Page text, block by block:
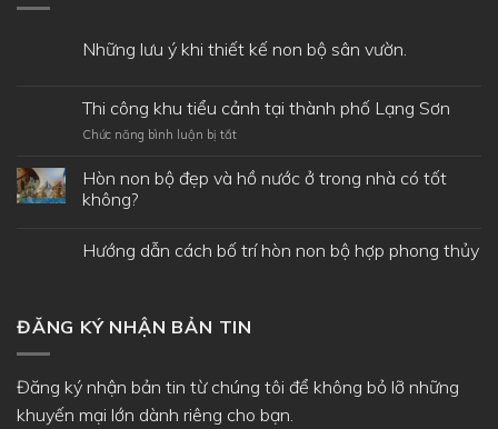
Những lưu ý khi thiết kế non bộ sân vườn.
Thi công khu tiểu cảnh tại thành phố Lạng Sơn
Chức năng bình luận bị tắtở
công
khu
tại
Sơn
Hòn non bộ đẹp và hồ nước ở trong nhà có tốt
không?
Hướng dẫn cách bố trí hòn non bộ hợp phong thủy
ĐĂNG KÝ NHẬN BẢN TIN
Đăng ký nhận bản tin từ chúng tôi để không bỏ lỡ những
khuyến mại lớn dành riêng cho bạn.